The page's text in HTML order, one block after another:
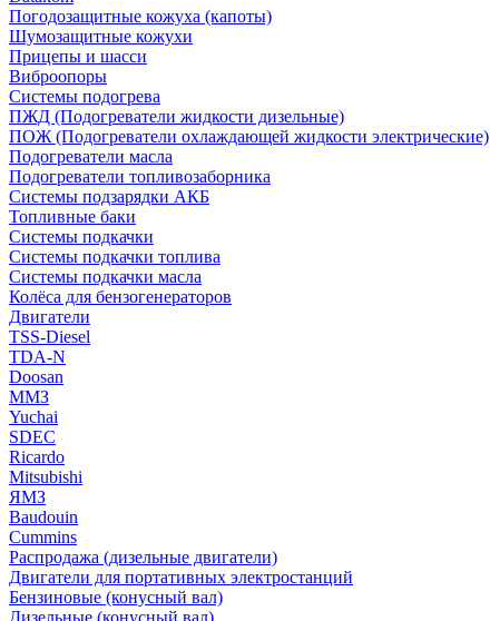
Погодозащитные кожуха (капоты)
Шумозащитные кожухи
Прицепы и шасси
Виброопоры
Системы подогрева
ПЖД (Подогреватели жидкости дизельные)
ПОЖ (Подогреватели охлаждающей жидкости электрические)
Подогреватели масла
Подогреватели топливозаборника
Системы подзарядки АКБ
Топливные баки
Системы подкачки
Системы подкачки топлива
Системы подкачки масла
Колёса для бензогенераторов
Двигатели
TSS-Diesel
TDA-N
Doosan
ММЗ
Yuchai
SDEC
Ricardo
Mitsubishi
ЯМЗ
Baudouin
Cummins
Распродажа (дизельные двигатели)
Двигатели для портативных электростанций
Бензиновые (конусный вал)
Дизельные (конусный вал)